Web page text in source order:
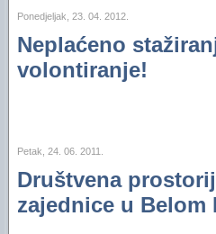
Ponedjeljak, 23. 04. 2012.
Neplaćeno
volontiranje!
Petak, 24. 06. 2011.
Društvena
zajednice u Belom